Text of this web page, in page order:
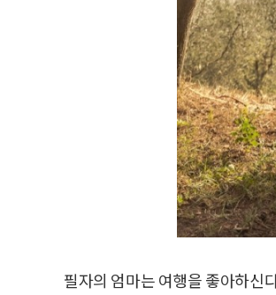
필자의 엄마는 여행을 좋아하신